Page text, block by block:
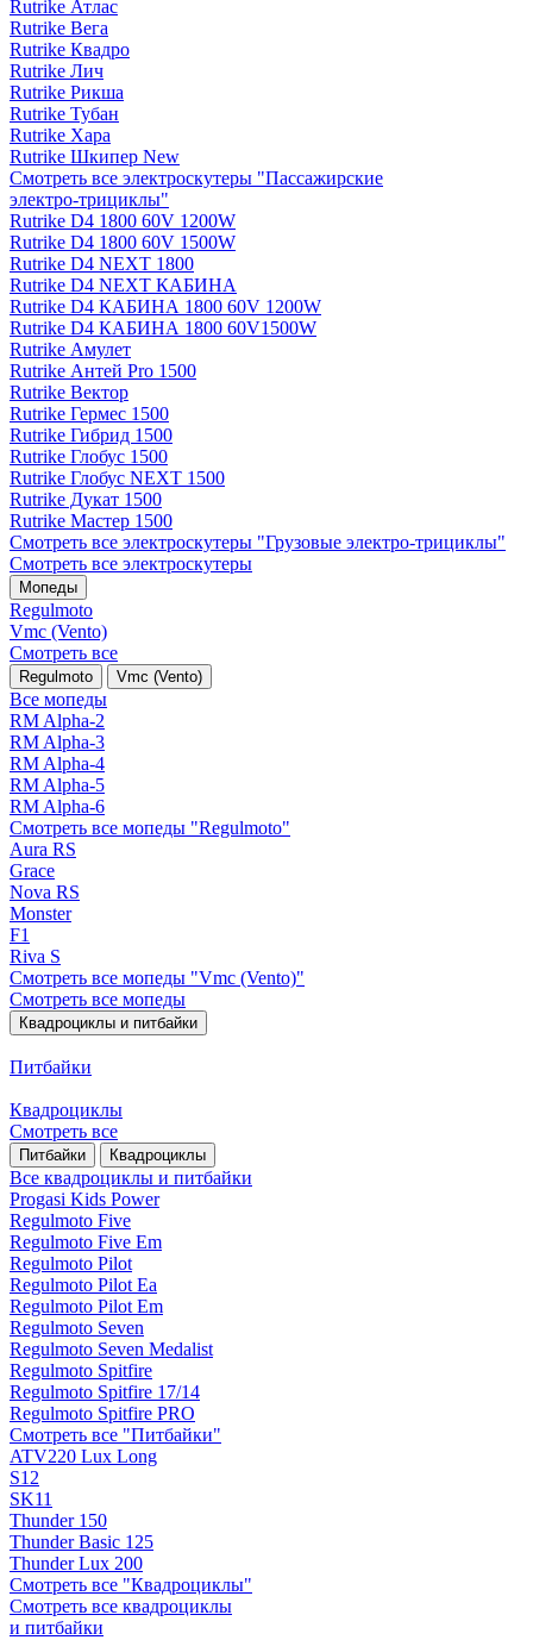
Rutrike Атлас
Rutrike Вега
Rutrike Квадро
Rutrike Лич
Rutrike Рикша
Rutrike Тубан
Rutrike Хара
Rutrike Шкипер New
Смотреть все электро­скутеры "Пассажирские
электро‑трициклы"
Rutrike D4 1800 60V 1200W
Rutrike D4 1800 60V 1500W
Rutrike D4 NEXT 1800
Rutrike D4 NEXT КАБИНА
Rutrike D4 КАБИНА 1800 60V 1200W
Rutrike D4 КАБИНА 1800 60V1500W
Rutrike Амулет
Rutrike Антей Pro 1500
Rutrike Вектор
Rutrike Гермес 1500
Rutrike Гибрид 1500
Rutrike Глобус 1500
Rutrike Глобус NEXT 1500
Rutrike Дукат 1500
Rutrike Мастер 1500
Смотреть все электро­скутеры "Грузовые электро‑трициклы"
Смотреть все электро­скутеры
Мопеды
Regulmoto
Vmc (Vento)
Смотреть все
Regulmoto Vmc (Vento)
Все мопеды
RM Alpha-2
RM Alpha-3
RM Alpha-4
RM Alpha-5
RM Alpha-6
Смотреть все мопеды "Regulmoto"
Aura RS
Grace
Nova RS
Monster
F1
Riva S
Смотреть все мопеды "Vmc (Vento)"
Смотреть все мопеды
Квадроциклы и питбайки
Питбайки
Квадроциклы
Смотреть все
Питбайки Квадроциклы
Все квадроциклы и питбайки
Progasi Kids Power
Regulmoto Five
Regulmoto Five Em
Regulmoto Pilot
Regulmoto Pilot Ea
Regulmoto Pilot Em
Regulmoto Seven
Regulmoto Seven Medalist
Regulmoto Spitfire
Regulmoto Spitfire 17/14
Regulmoto Spitfire PRO
Смотреть все "Питбайки"
ATV220 Lux Long
S12
SK11
Thunder 150
Thunder Basic 125
Thunder Lux 200
Смотреть все "Квадроциклы"
Смотреть все квадроциклы
и питбайки